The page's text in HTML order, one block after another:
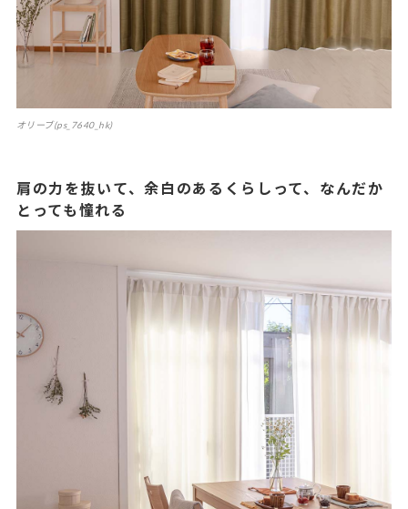
オリーブ(ps_7640_hk)
肩の力を抜いて、余白のあるくらしって、なんだか
とっても憧れる